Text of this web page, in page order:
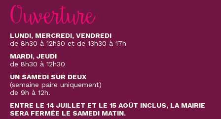
Ouverture
LUNDI, MERCREDI, VENDREDI
de 8h30 à 12h30 et de 13h30 à 17h
MARDI, JEUDI
de 8h30 à 12h30
UN SAMEDI SUR DEUX
(semaine paire uniquement)
de 9h à 12h.
ENTRE LE 14 JUILLET ET LE 15 AOÛT INCLUS, LA MAIRIE
SERA FERMÉE LE SAMEDI MATIN.